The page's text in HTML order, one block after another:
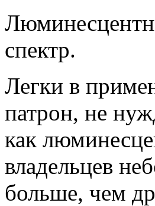
спектр.
Легки в
патрон, не
как
владельцев
больше, чем